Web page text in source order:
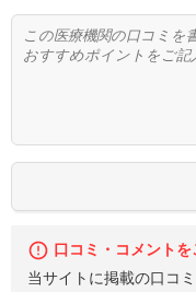
口コミ・コメント
当サイトに掲載の口コ